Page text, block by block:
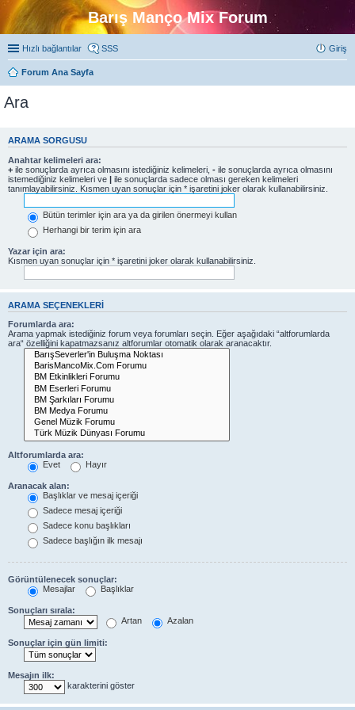
Barış Manço Mix Forum
Hızlı bağlantılar SSS Giriş
Forum Ana Sayfa
Ara
ARAMA SORGUSU
Anahtar kelimeleri ara:
+ ile sonuçlarda ayrıca olmasını istediğiniz kelimeleri, - ile sonuçlarda ayrıca olmasını
istemediğiniz kelimeleri ve | ile sonuçlarda sadece olması gereken kelimeleri
tanımlayabilirsiniz. Kısmen uyan sonuçlar için * işaretini joker olarak kullanabilirsiniz.
Bütün terimler için ara ya da girilen önermeyi kullan
Herhangi bir terim için ara
Yazar için ara:
Kısmen uyan sonuçlar için * işaretini joker olarak kullanabilirsiniz.
ARAMA SEÇENEKLERI
Forumlarda ara:
Arama yapmak istediğiniz forum veya forumları seçin. Eğer aşağıdaki “altforumlarda
ara“ özelliğini kapatmazsanız altforumlar otomatik olarak aranacaktır.
Altforumlarda ara:
Evet
Hayır
Aranacak alan:
Başlıklar ve mesaj içeriği
Sadece mesaj içeriği
Sadece konu başlıkları
Sadece başlığın ilk mesajı
Görüntülenecek sonuçlar:
Mesajlar
Başlıklar
Sonuçları sırala:
Artan
Azalan
Sonuçlar için gün limiti:
Mesajın ilk:
karakterini göster